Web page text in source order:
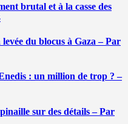
brutal et à la casse des
du blocus à Gaza – Par
: un million de trop ? –
sur des détails – Par